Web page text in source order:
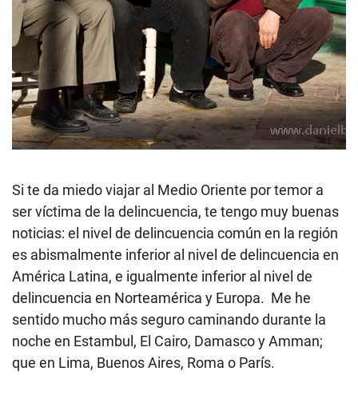
Si te da miedo viajar al Medio Oriente por temor a
ser víctima de la delincuencia, te tengo muy buenas
noticias: el nivel de delincuencia común en la región
es abismalmente inferior al nivel de delincuencia en
América Latina, e igualmente inferior al nivel de
delincuencia en Norteamérica y Europa. Me he
sentido mucho más seguro caminando durante la
noche en Estambul, El Cairo, Damasco y Amman;
que en Lima, Buenos Aires, Roma o París.